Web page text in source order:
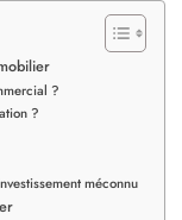
?
?
méconnu